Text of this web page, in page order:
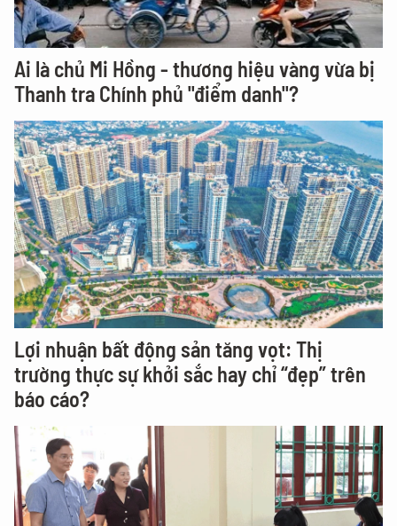
Ai là chủ Mi Hồng - thương hiệu vàng vừa bị
Thanh tra Chính phủ "điểm danh"?
Lợi nhuận bất động sản tăng vọt: Thị
trường thực sự khởi sắc hay chỉ “đẹp” trên
báo cáo?